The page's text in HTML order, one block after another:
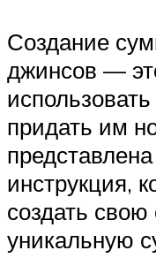
Создание
джинсов —
придать им
инструкция,
создать
уникальную